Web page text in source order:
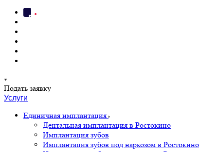
Подать заявку
Услуги
Единичная имплантация
Дентальная имплантация в Ростокино
Имплантация зубов
Имплантация зубов под наркозом в Ростокино